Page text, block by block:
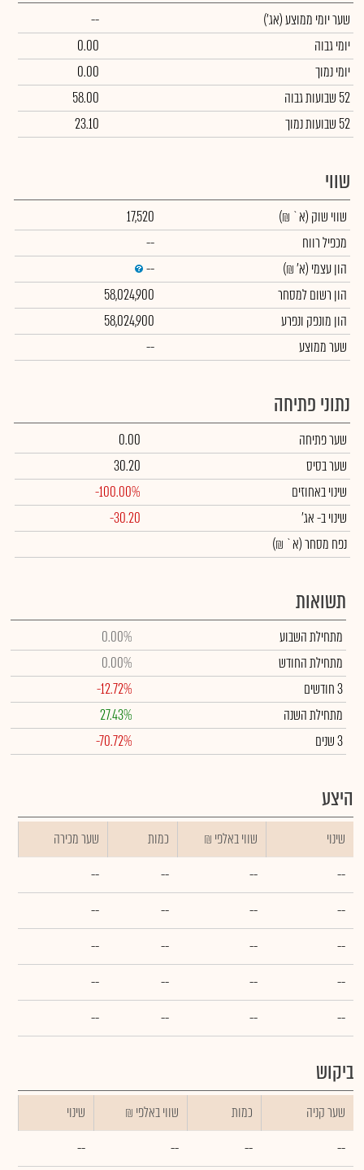
שער יומי ממוצע(אג')
--
יומי גבוה
0.00
יומי נמוך
0.00
52 שבועות גבוה
58.00
52 שבועות נמוך
23.10
שווי
שווי שוק (א` ₪)
17,520
מכפיל רווח
--
הון עצמי (א' ₪)
--
הון רשום למסחר
58,024,900
הון מונפק ונפרע
58,024,900
שער ממוצע
--
נתוני פתיחה
שער פתיחה
0.00
שער בסיס
30.20
שינוי באחוזים
-100.00%
שינויב- אג'
-30.20
נפח מסחר(א` ₪)
תשואות
מתחילת השבוע
0.00%
מתחילת החודש
0.00%
3 חודשים
-12.72%
מתחילת השנה
27.43%
3 שנים
-70.72%
היצע
שינוי ₪ שווי באלפי כמות
שער מכירה
--
--
--
--
--
--
--
--
--
--
--
--
--
--
--
--
--
--
--
--
ביקוש
שער קניה כמות ₪ שווי באלפי
שינוי
--
--
--
--